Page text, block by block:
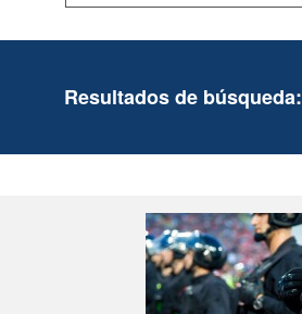
Resultados de búsqueda: